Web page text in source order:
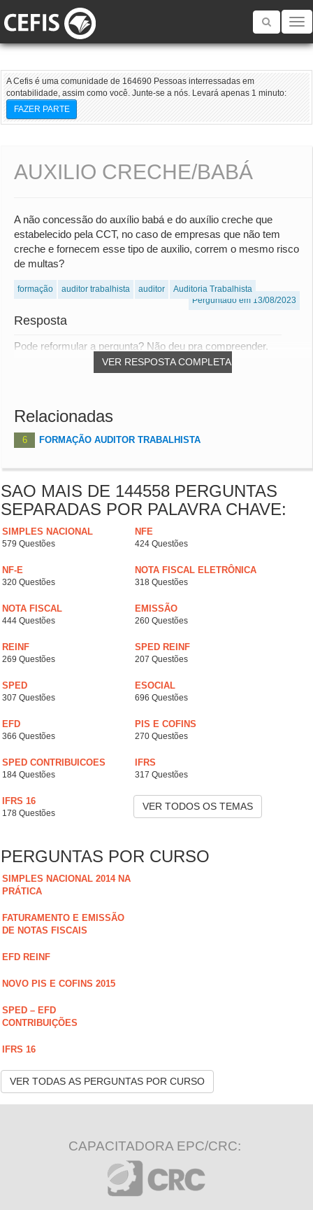
Toggle
A Cefis é uma comunidade de 164690 Pessoas interressadas em
contabilidade, assim como você. Junte-se a nós. Levará apenas 1 minuto:
FAZER PARTE
AUXILIO CRECHE/BABÁ
A não concessão do auxílio babá e do auxílio creche que
estabelecido pela CCT, no caso de empresas que não tem
creche e fornecem esse tipo de auxilio, correm o mesmo risco
de multas?
formação auditor trabalhista auditor
Auditoria Trabalhista
Perguntado em 13/08/2023
Resposta
VER RESPOSTA COMPLETA
Pode reformular a pergunta? Não deu pra compreender.
Relacionadas
6 FORMAÇÃO AUDITOR TRABALHISTA
SAO MAIS DE 144558 PERGUNTAS
SEPARADAS POR PALAVRA CHAVE:
SIMPLES NACIONAL
579 Questões
NFE
424 Questões
NF-E
320 Questões
NOTA FISCAL ELETRÔNICA
318 Questões
NOTA FISCAL
444 Questões
EMISSÃO
260 Questões
REINF
269 Questões
SPED REINF
207 Questões
SPED
307 Questões
ESOCIAL
696 Questões
EFD
366 Questões
PIS E COFINS
270 Questões
SPED CONTRIBUICOES
184 Questões
IFRS
317 Questões
IFRS 16
178 Questões
VER TODOS OS TEMAS
PERGUNTAS POR CURSO
SIMPLES NACIONAL 2014 NA
PRÁTICA
FATURAMENTO E EMISSÃO
DE NOTAS FISCAIS
EFD REINF
NOVO PIS E COFINS 2015
SPED – EFD
CONTRIBUIÇÕES
IFRS 16
VER TODAS AS PERGUNTAS POR CURSO
CAPACITADORA EPC/CRC: